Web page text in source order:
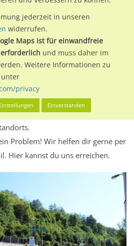
in Ettlingen, Stadt.
Werbeflächen individuelle und
undLeistungswerte. Damit
der Buchung im Detail über den
und Werbewirkung sowie
in den zugelassenen
direkt im unteren Teil dieser Seite
Problem! Wir helfen dir gerne per
Hier kannst du uns erreichen.
jederzeit in unseren
widerrufen.
Maps ist für einwandfreie
und muss daher im
Weitere Informationen zu
unter
privacy
Einverstanden